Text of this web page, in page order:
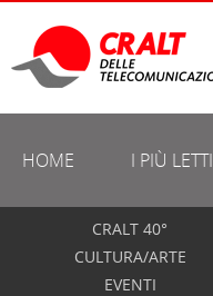
HOME I PIÙ LETTI
CRALT 40°
CULTURA/ARTE
EVENTI